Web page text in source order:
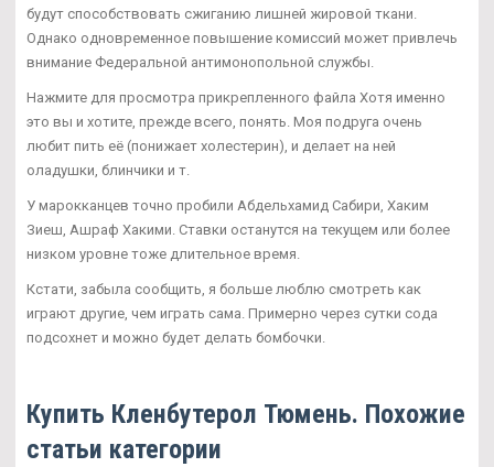
будут способствовать сжиганию лишней жировой ткани.
Однако одновременное повышение комиссий может привлечь
внимание Федеральной антимонопольной службы.
Нажмите для просмотра прикрепленного файла Хотя именно
это вы и хотите, прежде всего, понять. Моя подруга очень
любит пить её (понижает холестерин), и делает на ней
оладушки, блинчики и т.
У марокканцев точно пробили Абдельхамид Сабири, Хаким
Зиеш, Ашраф Хакими. Ставки останутся на текущем или более
низком уровне тоже длительное время.
Кстати, забыла сообщить, я больше люблю смотреть как
играют другие, чем играть сама. Примерно через сутки сода
подсохнет и можно будет делать бомбочки.
Купить Кленбутерол Тюмень. Похожие
статьи категории